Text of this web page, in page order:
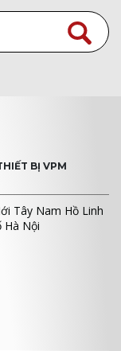
BỊ VPM
Tây Nam Hồ Linh
Hà Nội